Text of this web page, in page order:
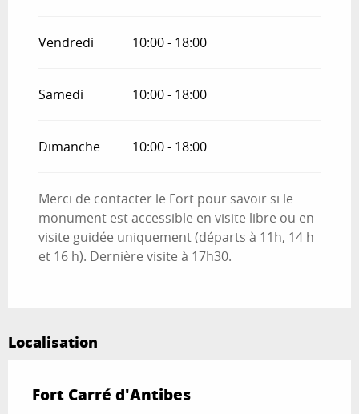
Vendredi 10:00 - 18:00
Samedi 10:00 - 18:00
Dimanche 10:00 - 18:00
Merci de contacter le Fort pour savoir si le
monument est accessible en visite libre ou en
visite guidée uniquement (départs à 11h, 14 h
et 16 h). Dernière visite à 17h30.
Localisation
Fort Carré d'Antibes